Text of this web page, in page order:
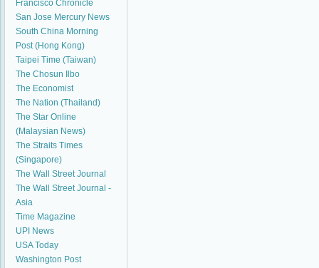
Francisco Chronicle
San Jose Mercury News
South China Morning
Post (Hong Kong)
Taipei Time (Taiwan)
The Chosun Ilbo
The Economist
The Nation (Thailand)
The Star Online
(Malaysian News)
The Straits Times
(Singapore)
The Wall Street Journal
The Wall Street Journal -
Asia
Time Magazine
UPI News
USA Today
Washington Post